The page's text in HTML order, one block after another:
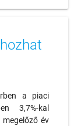
a piaci
3,7%-kal
év